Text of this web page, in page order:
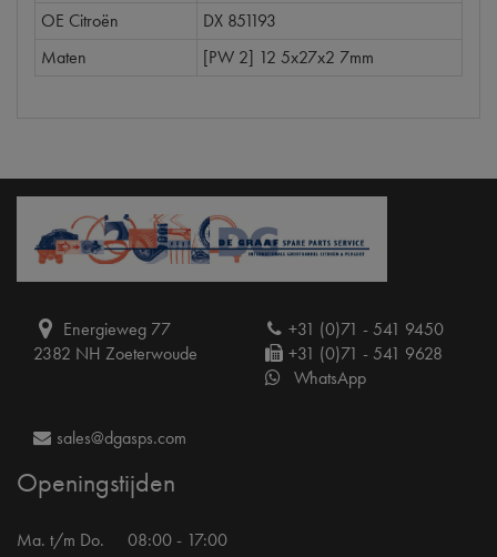
OE Citroën
DX 851193
Maten
[PW 2] 12 5x27x2 7mm
Energieweg 77
2382 NH Zoeterwoude
+31 (0)71 - 541 9450
+31 (0)71 - 541 9628
WhatsApp
sales@dgasps.com
Openingstijden
Ma. t/m Do.
08:00 - 17:00